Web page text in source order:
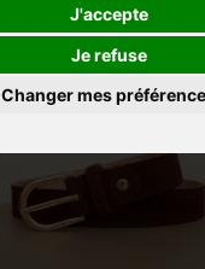
J'accepte
Je refuse
Changer mes